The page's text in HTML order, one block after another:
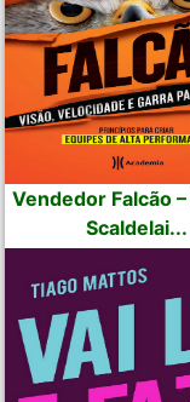
Vendedor Falcão
Scaldelai...